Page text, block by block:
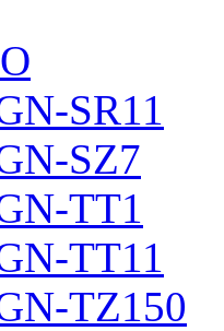
SR11
SZ7
TT1
TT11
TZ150